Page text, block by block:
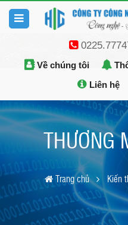
Về chúng tôi
Liên hệ
THƯƠNG
Trang chủ Kiến